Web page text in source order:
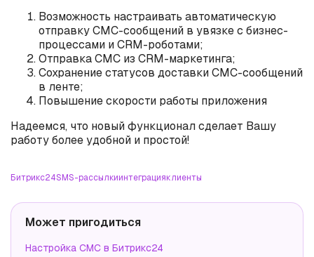
Возможность настраивать автоматическую
отправку СМС-сообщений в увязке с бизнес-
процессами и CRM-роботами;
Отправка СМС из CRM-маркетинга;
Сохранение статусов доставки СМС-сообщений
в ленте;
Повышение скорости работы приложения
Надеемся, что новый функционал сделает Вашу
работу более удобной и простой!
Битрикс24SMS-рассылкиинтеграцияклиенты
Может пригодиться
Настройка СМС в Битрикс24